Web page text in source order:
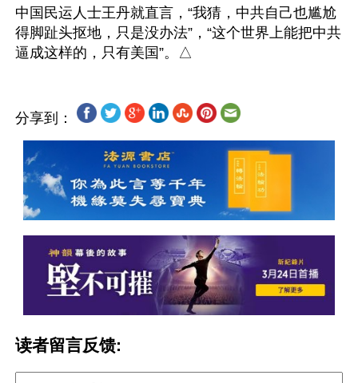
中国民运人士王丹就直言，“我猜，中共自己也尴尬
得脚趾头抠地，只是没办法”，“这个世界上能把中共
分享到：
读者留言反馈: